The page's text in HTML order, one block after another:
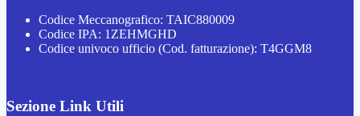
Codice Meccanografico: TAIC880009
Codice IPA: 1ZEHMGHD
Codice univoco ufficio (Cod. fatturazione): T4GGM8
Sezione Link Utili